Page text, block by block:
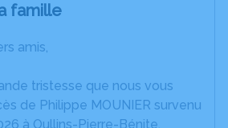
famille
amis,
tristesse que nous vous
de Philippe MOUNIER survenu
à Oullins-Pierre-Bénite.